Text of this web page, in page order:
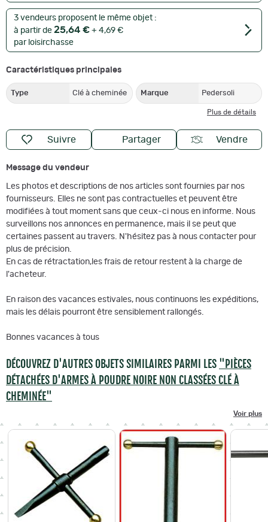
3 vendeurs proposent le même objet :
à partir de 25,64 € + 4,69 €
par loisirchasse
Caractéristiques principales
Type Clé à cheminée Marque Pedersoli
Plus de détails
Suivre Partager Vendre
Message du vendeur
Les photos et descriptions de nos articles sont fournies par nos
fournisseurs. Elles ne sont pas contractuelles et peuvent être
modifiées à tout moment sans que ceux-ci nous en informe. Nous
surveillons nos annonces en permanence, mais il se peut que
certaines passent au travers. N'hésitez pas à nous contacter pour
plus de précision.
En cas de rétractation,les frais de retour restent à la charge de
l'acheteur.
En raison des vacances estivales, nous continuons les expéditions,
mais les délais pourront être sensiblement rallongés.
Bonnes vacances à tous
DÉCOUVREZ D'AUTRES OBJETS SIMILAIRES PARMI LES "PIÈCES
DÉTACHÉES D'ARMES À POUDRE NOIRE NON CLASSÉES CLÉ À
CHEMINÉE"
Voir plus